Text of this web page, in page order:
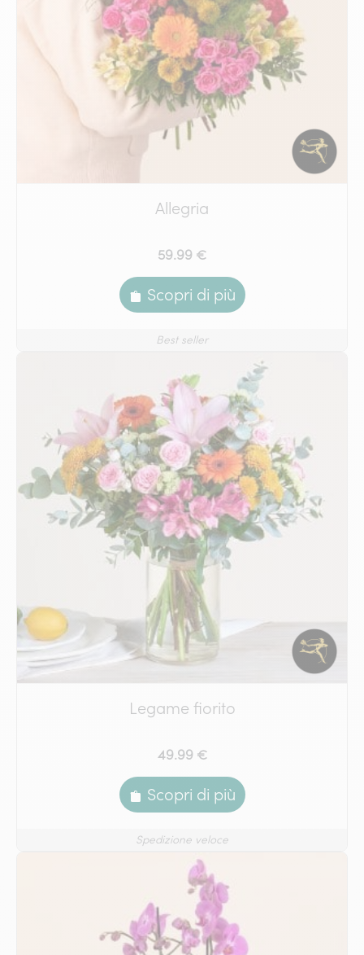
Allegria
59.99 €
Scopri di più
Best seller
Legame fiorito
49.99 €
Scopri di più
Spedizione veloce